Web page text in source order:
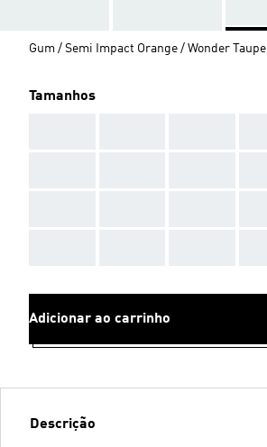
Gum / Semi Impact Orange / Wonder Taupe
Tamanhos
Adicionar ao carrinho
Descrição